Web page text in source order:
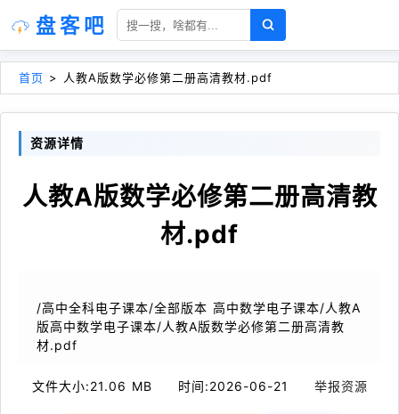
盘客吧
首页 > 人教A版数学必修第二册高清教材.pdf
资源详情
人教A版数学必修第二册高清教
材.pdf
/高中全科电子课本/全部版本 高中数学电子课本/人教A
版高中数学电子课本/人教A版数学必修第二册高清教
材.pdf
文件大小:21.06 MB 时间:2026-06-21 举报资源